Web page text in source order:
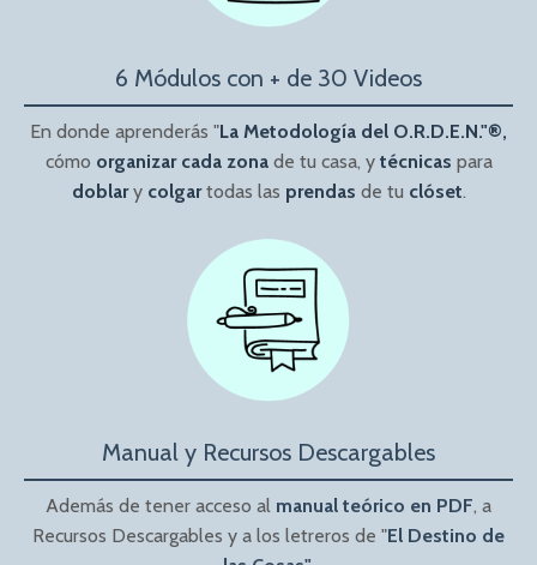
6 Módulos con + de 30 Videos
En donde aprenderás "La Metodología del O.R.D.E.N."®,
cómo organizar cada zonade tu casa, y técnicas para
doblary colgartodas las prendas de tu clóset.
Manual y Recursos Descargables
Además de tener acceso al manual teórico en PDF, a
Recursos Descargables y a los letreros de "El Destino de